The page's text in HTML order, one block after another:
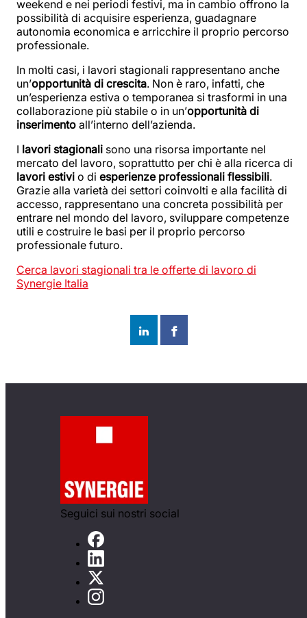
weekend e nei periodi festivi, ma in cambio offrono la
possibilità di acquisire esperienza, guadagnare
autonomia economica e arricchire il proprio percorso
professionale.
In molti casi, i lavori stagionali rappresentano anche
un’opportunità di crescita. Non è raro, infatti, che
un’esperienza estiva o temporanea si trasformi in una
collaborazione più stabile o in un’opportunità di
inserimento all’interno dell’azienda.
I lavori stagionali sono una risorsa importante nel
mercato del lavoro, soprattutto per chi è alla ricerca di
lavori estivi o di esperienze professionali flessibili.
Grazie alla varietà dei settori coinvolti e alla facilità di
accesso, rappresentano una concreta possibilità per
entrare nel mondo del lavoro, sviluppare competenze
utili e costruire le basi per il proprio percorso
professionale futuro.
Cerca lavori stagionali tra le offerte di lavoro di
Synergie Italia
Seguici sui nostri social